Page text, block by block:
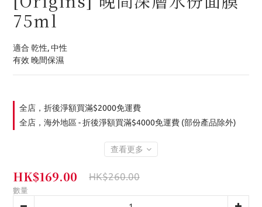
75ml
適合 乾性, 中性
有效 晚間保濕
全店，折後淨額買滿$2000免運費
全店，海外地區 - 折後淨額買滿$4000免運費 (部份產品除外)
查看更多
HK$169.00 HK$260.00
數量